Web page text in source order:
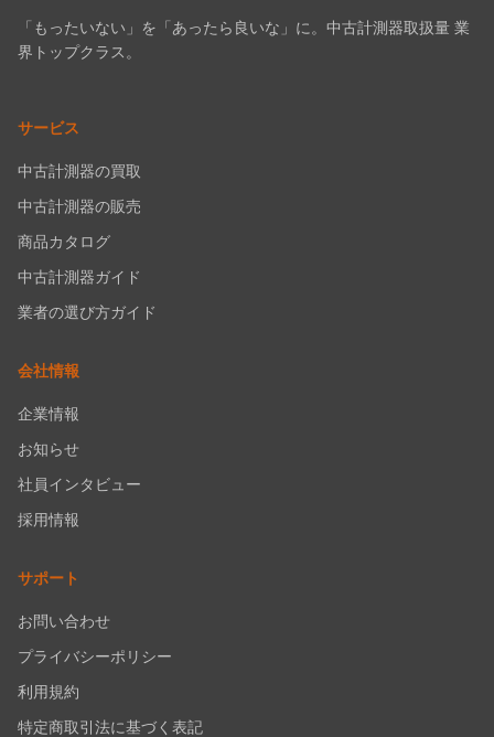
「もったいない」を「あったら良いな」に。中古計測器取扱量 業
界トップクラス。
サービス
中古計測器の買取
中古計測器の販売
商品カタログ
中古計測器ガイド
業者の選び方ガイド
会社情報
企業情報
お知らせ
社員インタビュー
採用情報
サポート
お問い合わせ
プライバシーポリシー
利用規約
特定商取引法に基づく表記